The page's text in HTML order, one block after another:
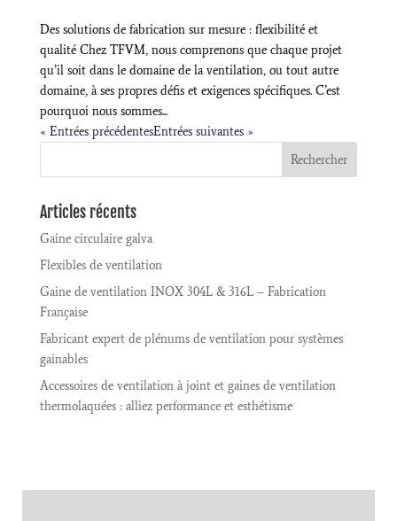
Des solutions de fabrication sur mesure : flexibilité et
qualité Chez TFVM, nous comprenons que chaque projet
qu’il soit dans le domaine de la ventilation, ou tout autre
domaine, à ses propres défis et exigences spécifiques. C’est
pourquoi nous sommes...
« Entrées précédentesEntrées suivantes »
Articles récents
Gaine circulaire galva
Flexibles de ventilation
Gaine de ventilation INOX 304L & 316L – Fabrication
Française
Fabricant expert de plénums de ventilation pour systèmes
gainables
Accessoires de ventilation à joint et gaines de ventilation
thermolaquées : alliez performance et esthétisme